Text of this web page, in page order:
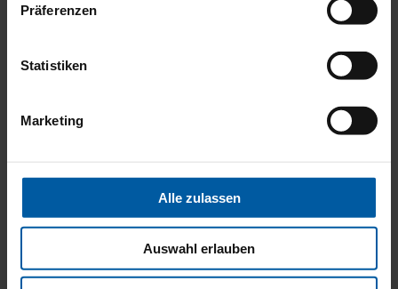
Präferenzen
Statistiken
Marketing
Alle zulassen
Auswahl erlauben
Halbgeschlossene Gelenkarm-Markise Terrea H60